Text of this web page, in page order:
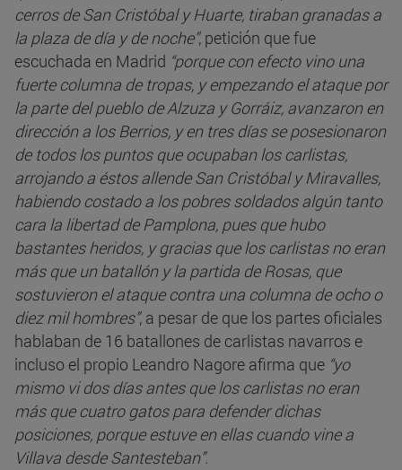
cerros de San Cristóbal y Huarte, tiraban granadas a
la plaza de día y de noche”, petición que fue
escuchada en Madrid “porque con efecto vino una
fuerte columna de tropas, y empezando el ataque por
la parte del pueblo de Alzuza y Gorráiz, avanzaron en
dirección a los Berrios, y en tres días se posesionaron
de todos los puntos que ocupaban los carlistas,
arrojando a éstos allende San Cristóbal y Miravalles,
habiendo costado a los pobres soldados algún tanto
cara la libertad de Pamplona, pues que hubo
bastantes heridos, y gracias que los carlistas no eran
más que un batallón y la partida de Rosas, que
sostuvieron el ataque contra una columna de ocho o
diez mil hombres”, a pesar de que los partes oficiales
hablaban de 16 batallones de carlistas navarros e
incluso el propio Leandro Nagore afirma que “yo
mismo vi dos días antes que los carlistas no eran
más que cuatro gatos para defender dichas
posiciones, porque estuve en ellas cuando vine a
Villava desde Santesteban”.